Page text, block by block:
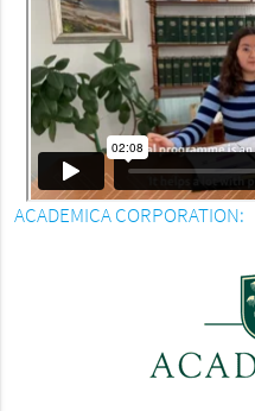
ACADEMICA CORPORATION: